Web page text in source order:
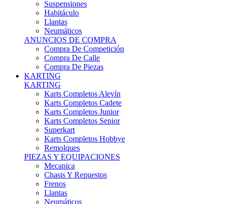
Llantas
Neumáticos
ANUNCIOS DE COMPRA
Compra De Competición
Compra De Calle
Compra De Piezas
KARTING
KARTING
Karts Completos Alevín
Karts Completos Cadete
Karts Completos Junior
Karts Completos Senior
Superkart
Karts Completos Hobbye
Remolques
PIEZAS Y EQUIPACIONES
Mecanica
Chasis Y Repuestos
Frenos
Llantas
Neumáticos
Equipación Adultos